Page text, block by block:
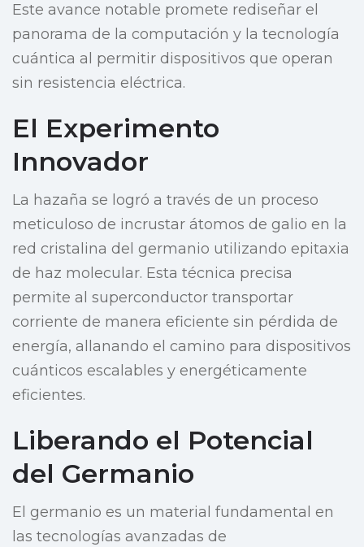
Este avance notable promete rediseñar el
panorama de la computación y la tecnología
cuántica al permitir dispositivos que operan
sin resistencia eléctrica.
El Experimento
Innovador
La hazaña se logró a través de un proceso
meticuloso de incrustar átomos de galio en la
red cristalina del germanio utilizando epitaxia
de haz molecular. Esta técnica precisa
permite al superconductor transportar
corriente de manera eficiente sin pérdida de
energía, allanando el camino para dispositivos
cuánticos escalables y energéticamente
eficientes.
Liberando el Potencial
del Germanio
El germanio es un material fundamental en
las tecnologías avanzadas de